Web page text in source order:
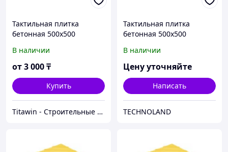
Тактильная плитка
бетонная 500х500
В наличии
от3 000₸
Купить
Titawin - Строительные материалы и оборудование
Тактильная плитка
бетонная 500х500
В наличии
Цену уточняйте
Написать
TECHNOLAND